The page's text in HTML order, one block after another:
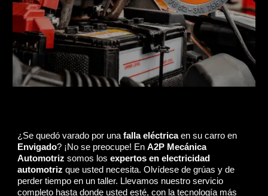
¿Se quedó varado por unafalla eléctricaen su carro en
Envigado? ¡No se preocupe! EnA2P Mecánica
Automotriz somos losexpertos en electricidad
automotriz que usted necesita. Olvídese de grúas y de
perder tiempo en un taller. Llevamos nuestro servicio
completo hasta donde usted esté, con la tecnología más